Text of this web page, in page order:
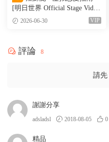
[明日世界 Official Stage Vide
o]（MKV-527M）
2026-06-30 VIP
評論 8
請先
謝謝分享
adsladsl 2018-08-05 0
精品